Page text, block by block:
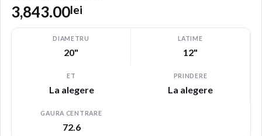
3,843.00lei
DIAMETRU
20"
LATIME
12"
ET
La alegere
PRINDERE
La alegere
GAURA CENTRARE
72.6